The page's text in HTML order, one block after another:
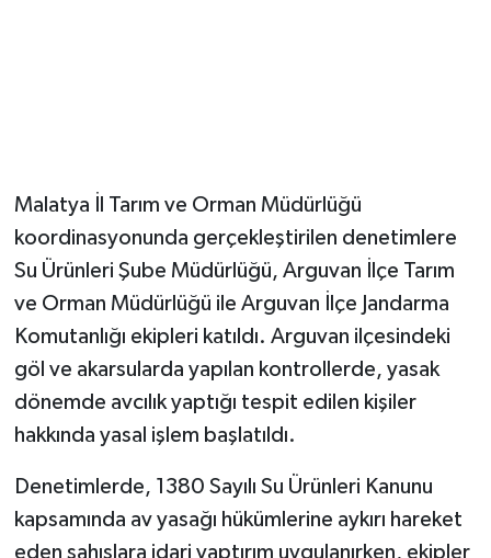
Malatya İl Tarım ve Orman Müdürlüğü
koordinasyonunda gerçekleştirilen denetimlere
Su Ürünleri Şube Müdürlüğü, Arguvan İlçe Tarım
ve Orman Müdürlüğü ile Arguvan İlçe Jandarma
Komutanlığı ekipleri katıldı. Arguvan ilçesindeki
göl ve akarsularda yapılan kontrollerde, yasak
dönemde avcılık yaptığı tespit edilen kişiler
hakkında yasal işlem başlatıldı.
Denetimlerde, 1380 Sayılı Su Ürünleri Kanunu
kapsamında av yasağı hükümlerine aykırı hareket
eden şahıslara idari yaptırım uygulanırken, ekipler